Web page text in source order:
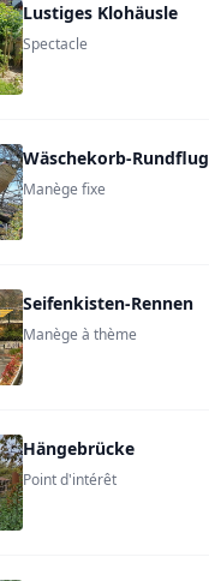
Lustiges Klohäusle
Spectacle
Wäschekorb-Rundflug
Manège fixe
Seifenkisten-Rennen
Manège à thème
Hängebrücke
Point d'intérêt